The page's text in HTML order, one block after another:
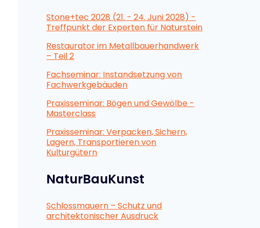
Stone+tec 2028 (21. - 24. Juni 2028) -
Treffpunkt der Experten für Naturstein
Restaurator im Metallbauerhandwerk
– Teil 2
Fachseminar: Instandsetzung von
Fachwerkgebäuden
Praxisseminar: Bögen und Gewölbe -
Masterclass
Praxisseminar: Verpacken, Sichern,
Lagern, Transportieren von
Kulturgütern
NaturBauKunst
Schlossmauern – Schutz und
architektonischer Ausdruck